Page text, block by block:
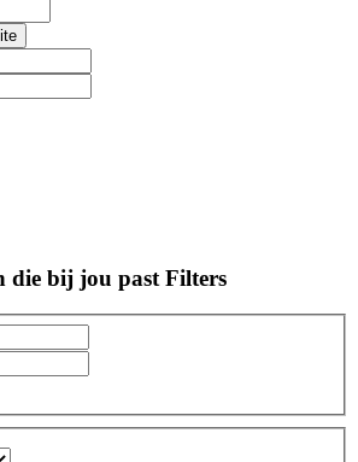
die bij jou past Filters